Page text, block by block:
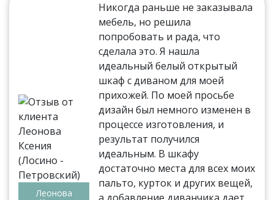
Леонова
Никогда раньше не заказывала
мебель, но решила
попробовать и рада, что
сделала это. Я нашла
идеальный белый открытый
шкаф с диваном для моей
прихожей. По моей просьбе
дизайн был немного изменен в
процессе изготовления, и
результат получился
идеальным. В шкафу
достаточно места для всех моих
пальто, курток и других вещей,